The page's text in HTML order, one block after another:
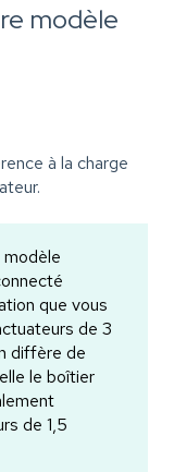
modèle
à la charge
que vous
de 3
diffère de
le boîtier
de 1,5